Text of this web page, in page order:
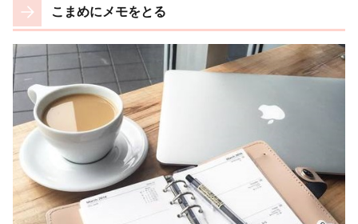
こまめにメモをとる